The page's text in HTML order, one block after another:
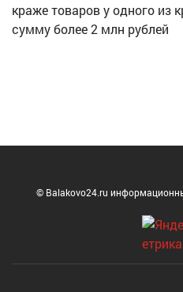
краже товаров у одного из
сумму более 2 млн рублей
© Balakovo24.ru